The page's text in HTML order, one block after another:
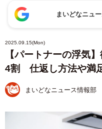
まいどなニュ
2025.09.15(Mon)
【パートナーの浮気
4割 仕返し方法や満
まいどなニュース情報部